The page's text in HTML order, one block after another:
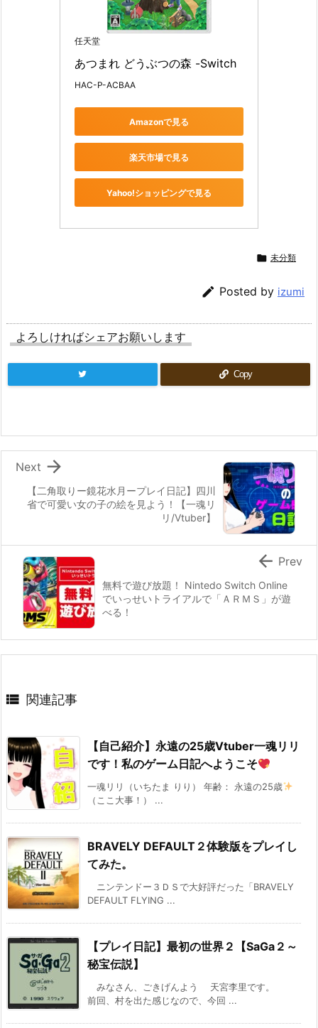
任天堂
あつまれ どうぶつの森 -Switch
HAC-P-ACBAA
Amazonで見る
楽天市場で見る
Yahoo!ショッピングで見る
 未分類
 Posted by izumi
よろしければシェアお願いします
Copy
【二角取りー鏡花水月ープレイ日記】四川
省で可愛い女の子の絵を見よう！【一魂リ
リ/Vtuber】

Next
無料で遊び放題！ Nintedo Switch Online
でいっせいトライアルで「ＡＲＭＳ」が遊
べる！
 Prev
 関連記事
【自己紹介】永遠の25歳Vtuber一魂リリ
です！私のゲーム日記へようこそ
一魂リリ（いちたま りり） 年齢： 永遠の25歳
（ここ大事！） ...
BRAVELY DEFAULT２体験版をプレイし
てみた。
ニンテンドー３ＤＳで大好評だった「BRAVELY
DEFAULT FLYING ...
【プレイ日記】最初の世界２【SaGa２～
秘宝伝説】
みなさん、ごきげんよう 天宮李里です。
前回、村を出た感じなので、今回 ...